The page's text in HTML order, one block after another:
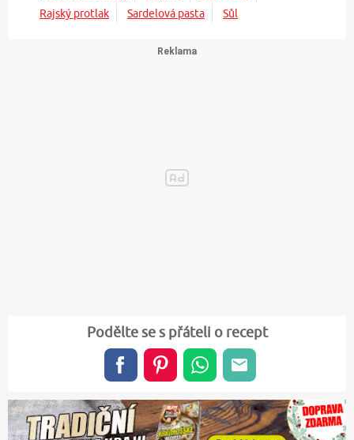
Rajský protlak
Sardelová pasta Sůl
Podělte se s přáteli o recept